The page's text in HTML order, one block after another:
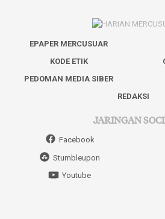
EPAPER MERCUSUAR
KODE ETIK
PEDOMAN MEDIA SIBER
REDAKSI
JARINGAN
Facebook
Stumbleupon
Youtube